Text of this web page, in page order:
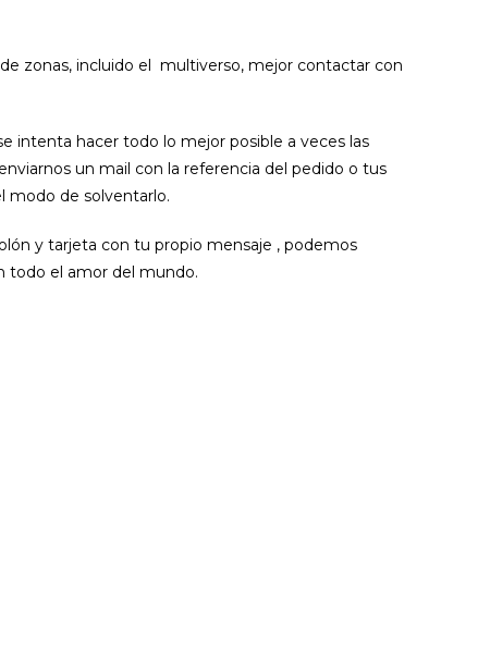
zonas, incluido el multiverso, mejor contactar con
intenta hacer todo lo mejor posible a veces las
un mail con la referencia del pedido o tus
modo de solventarlo.
y tarjeta con tu propio mensaje , podemos
todo el amor del mundo.